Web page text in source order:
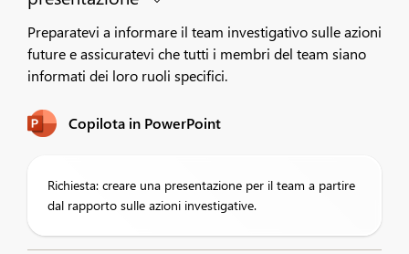
Preparatevi a informare il team investigativo sulle azioni
future e assicuratevi che tutti i membri del team siano
informati dei loro ruoli specifici.
Copilota in PowerPoint
Richiesta: creare una presentazione per il team a partire
dal rapporto sulle azioni investigative.